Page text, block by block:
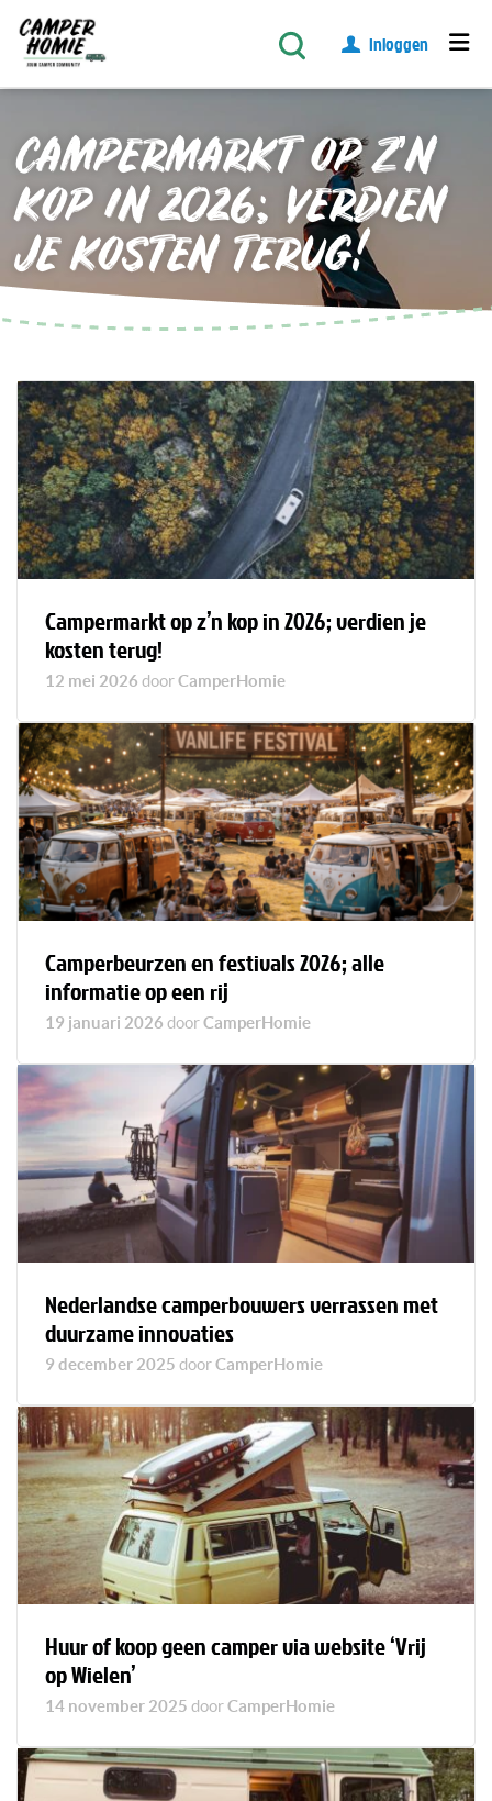
Inloggen
CAMPERMARKT OP Z’N
KOP IN 2026; VERDIEN
JE KOSTEN TERUG!
Campermarkt op z’n kop in 2026; verdien je
kosten terug!
12 mei 2026 doorCamperHomie
Camperbeurzen en festivals 2026; alle
informatie op een rij
19 januari 2026 doorCamperHomie
Nederlandse camperbouwers verrassen met
duurzame innovaties
9 december 2025 doorCamperHomie
Huur of koop geen camper via website ‘Vrij
op Wielen’
14 november 2025 doorCamperHomie